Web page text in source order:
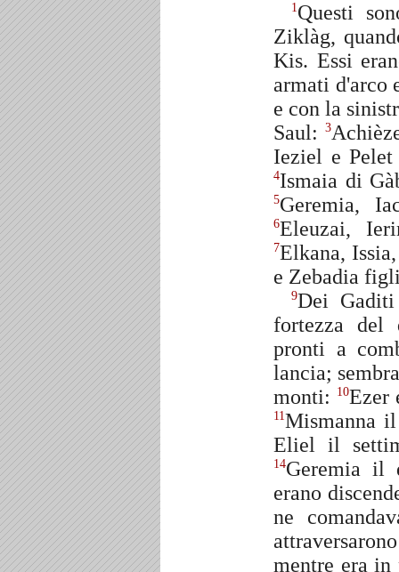
1Questi
Ziklàg,
Kis. Essi
armati d'arco
e con la
Saul:
3
Ieziel e
4Ismaia di
5Geremia,
6Eleuzai,
7Elkana,
e Zebadia
9Dei
fortezza del
pronti a
lancia;
monti:
10Ezer
11Mismanna
Eliel il
14Geremia il
erano
ne
mentre era